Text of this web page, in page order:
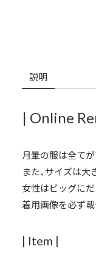
説明
| Online
月暈の服は全てが
また、サイズは大
女性はビッグに
着用画像を必ず
| Item |